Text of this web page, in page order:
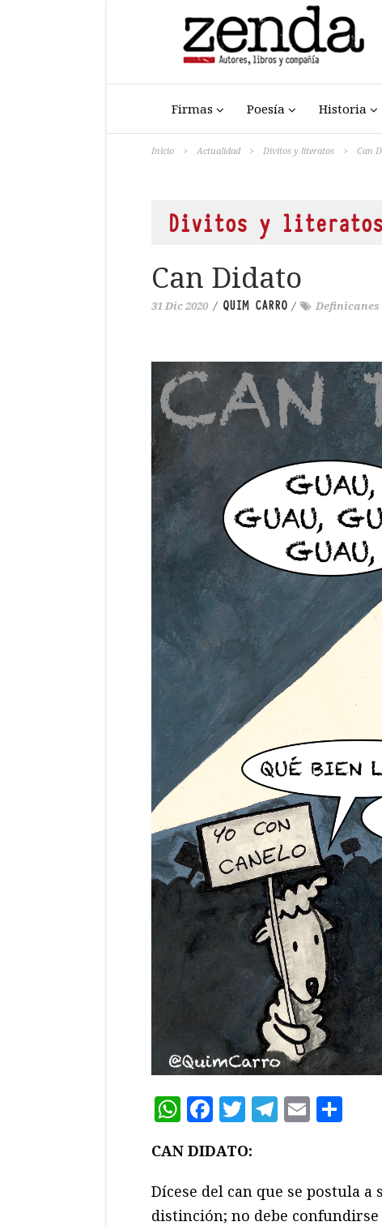
Firmas Poesía Historia
Inicio > Actualidad > Divitos y literatos > Can
Divitos y literatos
Can Didato
31 Dic 2020 / QUIM CARRO / Definicanes
WhatsApp
Facebook
Twitter
Telegram
Email
CAN DIDATO:
Dícese del can que se postula
distinción; no debe confundirse